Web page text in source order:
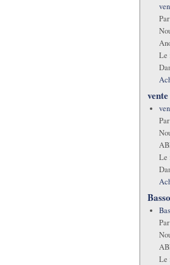
Par
Le
Par
Le
Par
Le